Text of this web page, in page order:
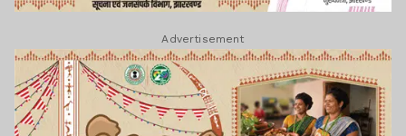
Advertisement